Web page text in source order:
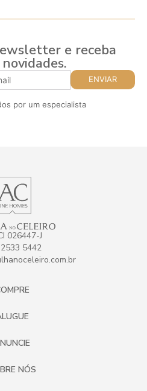
e receba
por um especialista
026447-J
5442
NÓS